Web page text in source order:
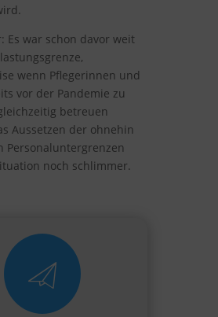
Es war schon davor weit
wenn Pflegerinnen und
vor der Pandemie zu
betreuen
Aussetzen der ohnehin
Personaluntergrenzen
noch schlimmer.